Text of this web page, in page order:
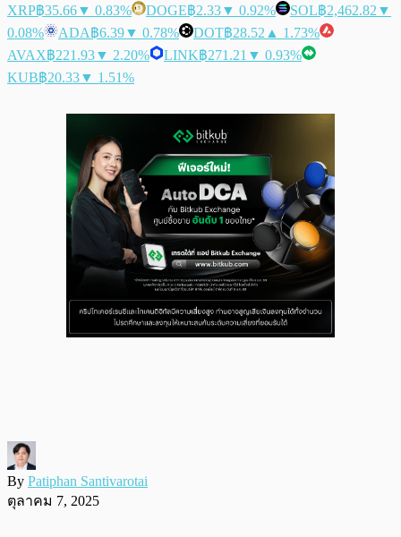
XRP฿35.66▼ 0.83% DOGE฿2.33▼ 0.92% SOL฿2,462.82 ▼
0.08%
ADA฿6.39▼ 0.78% DOT฿28.52 ▲ 1.73%
AVAX฿221.93▼ 2.20% LINK฿271.21 ▼ 0.93%
KUB฿20.33▼ 1.51%
By Patiphan Santivarotai
ตุลาคม 7, 2025